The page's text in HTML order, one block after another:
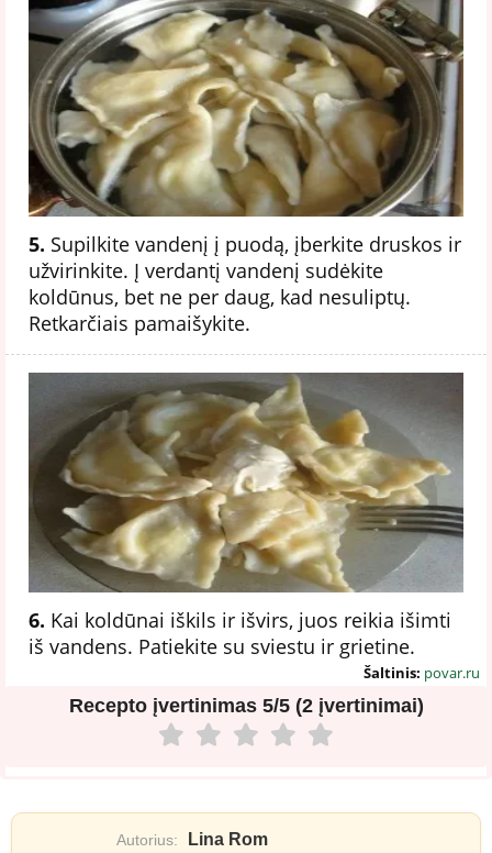
5. Supilkite vandenį į puodą, įberkite druskos ir
užvirinkite. Į verdantį vandenį sudėkite
koldūnus, bet ne per daug, kad nesuliptų.
Retkarčiais pamaišykite.
6. Kai koldūnai iškils ir išvirs, juos reikia išimti
iš vandens. Patiekite su sviestu ir grietine.
Šaltinis: povar.ru
Recepto įvertinimas 5/5 (2 įvertinimai)
Autorius: Lina Rom